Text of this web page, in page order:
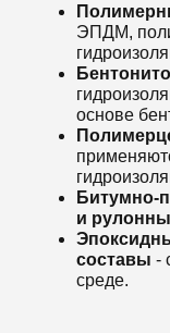
ЭПДМ,
основе
Битумно-
и
составы -
среде.